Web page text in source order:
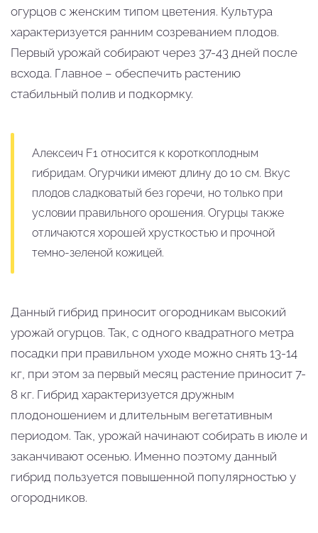
огурцов с женским типом цветения. Культура
характеризуется ранним созреванием плодов.
Первый урожай собирают через 37-43 дней после
всхода. Главное – обеспечить растению
стабильный полив и подкормку.
Алексеич F1 относится к короткоплодным
гибридам. Огурчики имеют длину до 10 см. Вкус
плодов сладковатый без горечи, но только при
условии правильного орошения. Огурцы также
отличаются хорошей хрусткостью и прочной
темно-зеленой кожицей.
Данный гибрид приносит огородникам высокий
урожай огурцов. Так, с одного квадратного метра
посадки при правильном уходе можно снять 13-14
кг, при этом за первый месяц растение приносит 7-
8 кг. Гибрид характеризуется дружным
плодоношением и длительным вегетативным
периодом. Так, урожай начинают собирать в июле и
заканчивают осенью. Именно поэтому данный
гибрид пользуется повышенной популярностью у
огородников.